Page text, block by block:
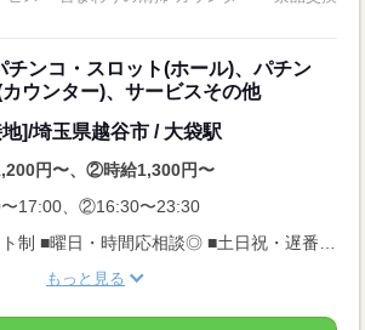
ンコ・スロット(ホール)、パチン
ウンター)、サービスその他
]/埼玉県越谷市 / 大袋駅
円〜、②時給1,300円〜
17:00、②16:30〜23:30
もっと見る